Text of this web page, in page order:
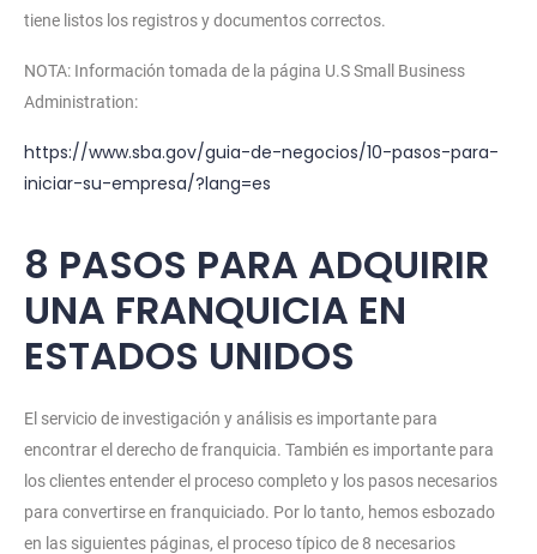
tiene listos los registros y documentos correctos.
NOTA: Información tomada de la página U.S Small Business
Administration:
https://www.sba.gov/guia-de-negocios/10-pasos-para-
iniciar-su-empresa/?lang=es
8 PASOS PARA ADQUIRIR
UNA FRANQUICIA EN
ESTADOS UNIDOS
El servicio de investigación y análisis es importante para
encontrar el derecho de franquicia. También es importante para
los clientes entender el proceso completo y los pasos necesarios
para convertirse en franquiciado. Por lo tanto, hemos esbozado
en las siguientes páginas, el proceso típico de 8 necesarios